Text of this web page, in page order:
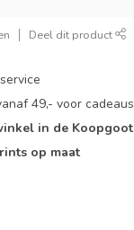
Deel dit product
49,- voor cadeaus
in de Koopgoot
op maat